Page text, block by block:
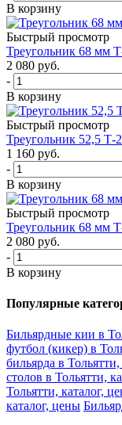
В корзину
Быстрый просмотр
Треугольник 68 мм
2 080 руб.
-
В корзину
Быстрый просмотр
Треугольник 52,5 Т-
1 160 руб.
-
В корзину
Быстрый просмотр
Треугольник 68 мм
2 080 руб.
-
В корзину
Популярные
Бильярдные кии в
футбол (кикер) в
бильярда в
столов в Тольятти,
Тольятти, каталог,
каталог, цены